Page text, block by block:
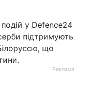
у Defence24
підтримують
що
Реклама